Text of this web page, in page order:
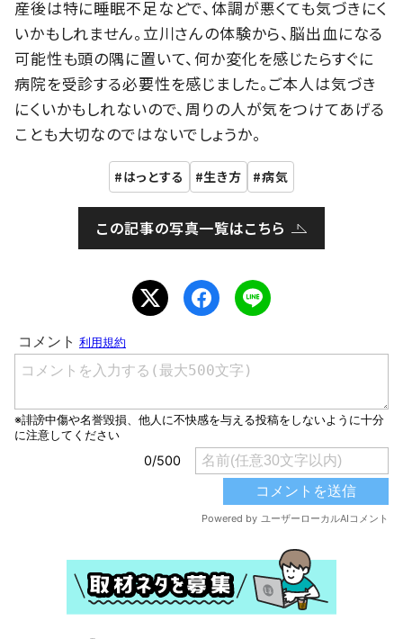
産後は特に睡眠不足などで、体調が悪くても気づきにく
いかもしれません。立川さんの体験から、脳出血になる
可能性も頭の隅に置いて、何か変化を感じたらすぐに
病院を受診する必要性を感じました。ご本人は気づき
にくいかもしれないので、周りの人が気をつけてあげる
ことも大切なのではないでしょうか。
はっとする 生き方 病気
この記事の写真一覧はこちら